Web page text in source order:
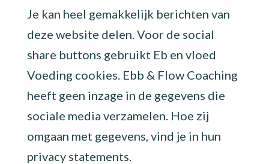
Je kan heel gemakkelijk berichten van
deze website delen. Voor de social
share buttons gebruikt Eb en vloed
Voeding cookies. Ebb & Flow Coaching
heeft geen inzage in de gegevens die
sociale media verzamelen. Hoe zij
omgaan met gegevens, vind je in hun
privacy statements.